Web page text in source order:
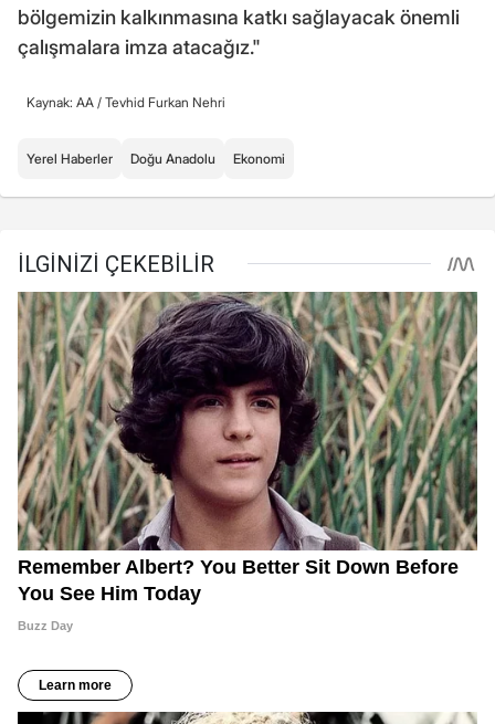
bölgemizin kalkınmasına katkı sağlayacak önemli
çalışmalara imza atacağız."
Kaynak: AA / Tevhid Furkan Nehri
Yerel Haberler Doğu Anadolu Ekonomi